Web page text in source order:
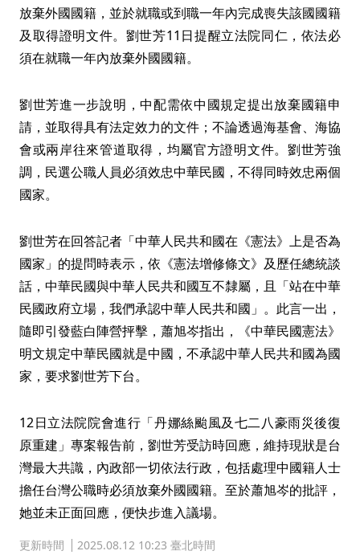
放棄外國國籍，並於就職或到職一年內完成喪失該國國籍
及取得證明文件。劉世芳11日提醒立法院同仁，依法必
須在就職一年內放棄外國國籍。
劉世芳進一步說明，中配需依中國規定提出放棄國籍申
請，並取得具有法定效力的文件；不論透過海基會、海協
會或兩岸往來管道取得，均屬官方證明文件。劉世芳強
調，民選公職人員必須效忠中華民國，不得同時效忠兩個
國家。
劉世芳在回答記者「中華人民共和國在《憲法》上是否為
國家」的提問時表示，依《憲法增修條文》及歷任總統談
話，中華民國與中華人民共和國互不隸屬，且「站在中華
民國政府立場，我們承認中華人民共和國」。此言一出，
隨即引發藍白陣營抨擊，蕭旭岑指出，《中華民國憲法》
明文規定中華民國就是中國，不承認中華人民共和國為國
家，要求劉世芳下台。
12日立法院院會進行「丹娜絲颱風及七二八豪雨災後復
原重建」專案報告前，劉世芳受訪時回應，維持現狀是台
灣最大共識，內政部一切依法行政，包括處理中國籍人士
擔任台灣公職時必須放棄外國國籍。至於蕭旭岑的批評，
她並未正面回應，便快步進入議場。
更新時間 2025.08.12 10:23 臺北時間